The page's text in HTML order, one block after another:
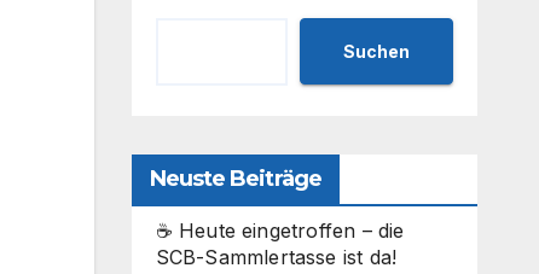
Suchen
Neuste Beiträge
☕ Heute eingetroffen – die
SCB-Sammlertasse ist da!